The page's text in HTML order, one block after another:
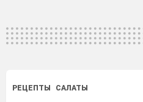
РЕЦЕПТЫ САЛАТЫ